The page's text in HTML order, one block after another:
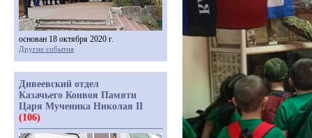
основан 18 октября 2020 г.
Другие события
Дивеевский отдел
Казачьего Конвоя Памяти
Царя Мученика Николая II
(106)